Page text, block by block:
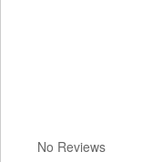
No Reviews